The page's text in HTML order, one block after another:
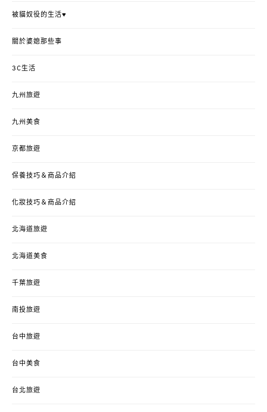
被貓奴役的生活♥
關於婆媳那些事
3C生活
九州旅遊
九州美食
京都旅遊
保養技巧＆商品介紹
化妝技巧＆商品介紹
北海道旅遊
北海道美食
千葉旅遊
南投旅遊
台中旅遊
台中美食
台北旅遊